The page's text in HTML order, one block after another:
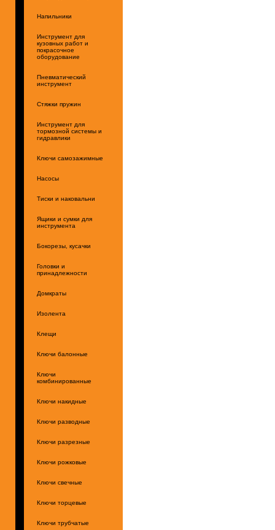
Напильники
Инструмент для
кузовных работ и
покрасочное
оборудование
Пневматический
инструмент
Стяжки пружин
Инструмент для
тормозной системы и
гидравлики
Ключи самозажимные
Насосы
Тиски и наковальни
Ящики и сумки для
инструмента
Бокорезы, кусачки
Головки и
принадлежности
Домкраты
Изолента
Клещи
Ключи балонные
Ключи
комбинированные
Ключи накидные
Ключи разводные
Ключи разрезные
Ключи рожковые
Ключи свечные
Ключи торцевые
Ключи трубчатые